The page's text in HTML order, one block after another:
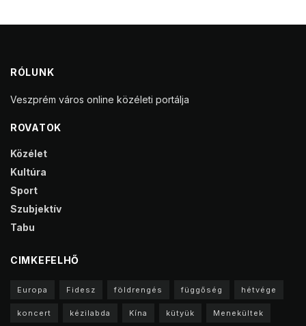
RÓLUNK
Veszprém város online közéleti portálja
ROVATOK
Közélet
Kultúra
Sport
Szubjektív
Tabu
CIMKEFELHŐ
Europa Fidesz földrengés függőség hétvége
koncert kézilabda Kína kütyük Menekültek